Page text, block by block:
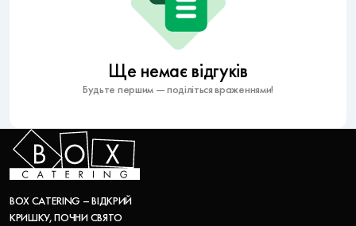
Ще немає відгуків
Будьте першим — поділіться враженнями!
BOX CATERING – ВІДКРИЙ
КРИШКУ, ПОЧНИ СВЯТО